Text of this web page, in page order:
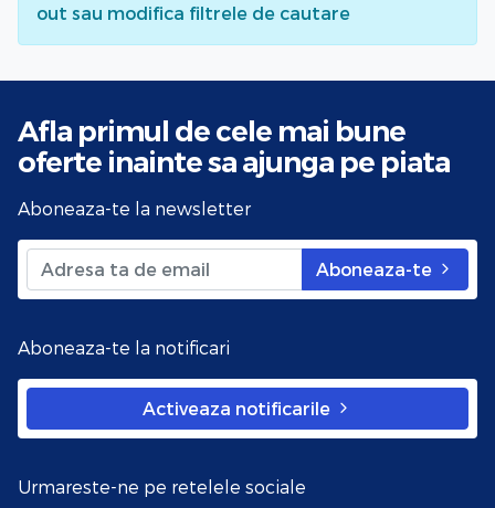
out sau modifica filtrele de cautare
Afla primul de cele mai bune
oferte inainte sa ajunga pe piata
Aboneaza-te la newsletter
Aboneaza-te
Aboneaza-te la notificari
Activeaza notificarile
Urmareste-ne pe retelele sociale